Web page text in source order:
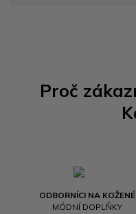
Proč
ODBORNÍCI NA KOŽENÉ
MÓDNÍ DOPLŇKY